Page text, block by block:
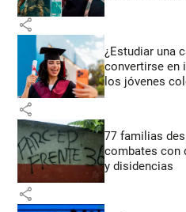
share
¿Estudiar una
convertirse en
los jóvenes
share
77 familias
combates con
y disidencias
share